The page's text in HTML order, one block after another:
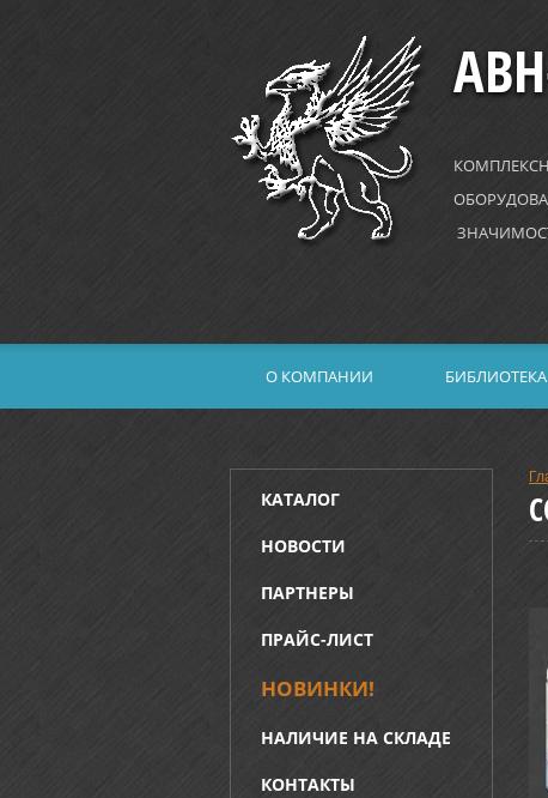
О КОМПАНИИ БИБЛИОТЕКА
КАТАЛОГ
НОВОСТИ
ПАРТНЕРЫ
ПРАЙС-ЛИСТ
НОВИНКИ!
НАЛИЧИЕ НА СКЛАДЕ
КОНТАКТЫ